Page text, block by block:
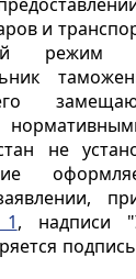
и
режим
не
, надписи